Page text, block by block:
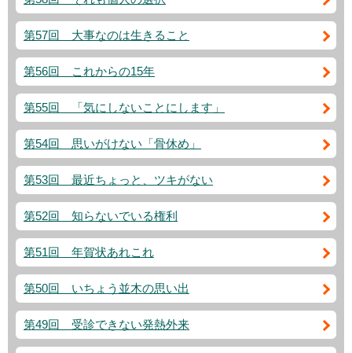
第57回 大事なのは生きること
第56回 これからの15年
第55回 「気にしないことにします」
第54回 思いがけない「骨休め」
第53回 最近ちょっと、ツキがない
第52回 知らないでいる権利
第51回 年賀状あれこれ
第50回 いちょう並木の思い出
第49回 受診できない発熱外来